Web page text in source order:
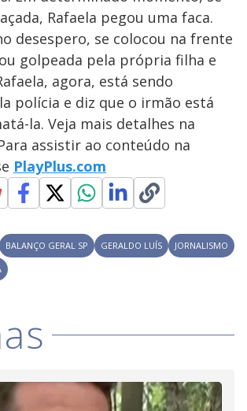
y
V
i
d
e
s
Rafaela pegou uma faca.
desespero, se colocou na frente
golpeada pela própria filha e
agora, está sendo
polícia e diz que o irmão está
la. Veja mais detalhes na
assistir ao conteúdo na
PlayPlus.com
BALANÇO GERAL SP GERALDO LUÍS
JORNALISMO